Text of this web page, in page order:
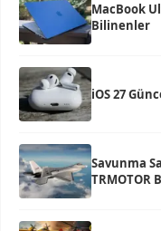
MacBook
Bilinenler
iOS 27
Savunma
TRMOTOR